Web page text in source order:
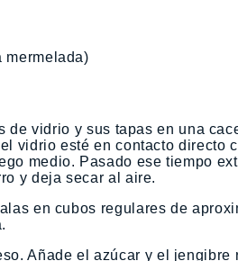
mermelada)
vidrio y sus tapas en una
vidrio esté en contacto directo
medio. Pasado ese tiempo
y deja secar al aire.
en cubos regulares de
Añade el azúcar y el jengibre